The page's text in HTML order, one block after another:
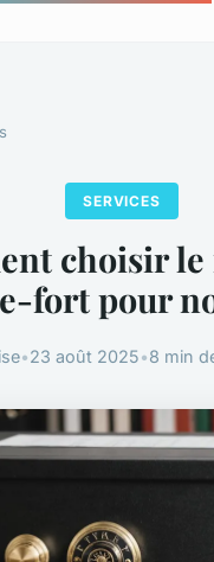
SERVICES
choisir
fort pour
•23 août 2025•8 min